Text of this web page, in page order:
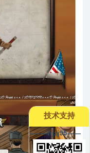
技术支持
--——hjzj95——